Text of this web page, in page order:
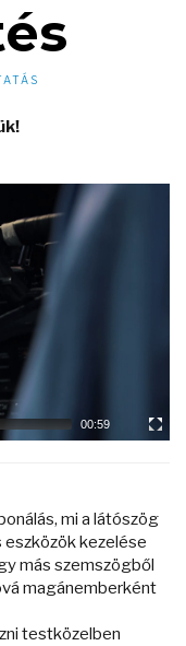
00:59
mi a látószög
eszközök kezelése
más szemszögből
magánemberként
testközelben